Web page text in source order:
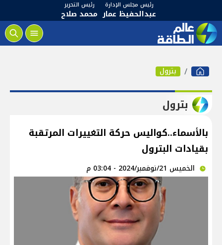
رئيس مجلس الإدارة
عبدالحفيظ عمار
رئيس التحرير
محمد صلاح
بترول
بترول
بالأسماء..كواليس حركة التغييرات المرتقبة
بقيادات البترول
الخميس 21/نوفمبر/2024 - 03:04 م